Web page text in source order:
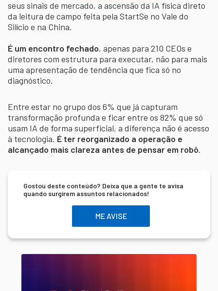
seus sinais de mercado, a ascensão da IA física direto
da leitura de campo feita pela StartSe no Vale do
Silício e na China.
É um encontro fechado, apenas para 210 CEOs e
diretores com estrutura para executar, não para mais
uma apresentação de tendência que fica só no
diagnóstico.
Entre estar no grupo dos 6% que já capturam
transformação profunda e ficar entre os 82% que só
usam IA de forma superficial, a diferença não é acesso
à tecnologia. É ter reorganizado a operação e
alcançado mais clareza antes de pensar em robô.
Gostou deste conteúdo? Deixa que a gente te avisa
quando surgirem assuntos relacionados!
ME AVISE